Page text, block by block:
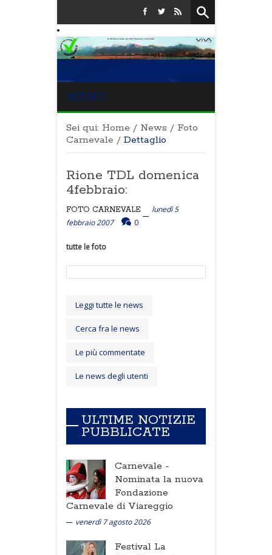
MENU
Sei qui: Home / News / Foto
Carnevale / Dettaglio
Rione TDL domenica
4febbraio:
FOTO CARNEVALE
lunedì 5
febbraio 2007
0
tutte le foto
Leggi tutte le news
Cerca fra le news
Le più commentate
Le news degli utenti
ULTIME NOTIZIE
PUBBLICATE
Carnevale -
Nominata la nuova
Fondazione
Carnevale di Viareggio
venerdì 7 agosto 2026
Festival La